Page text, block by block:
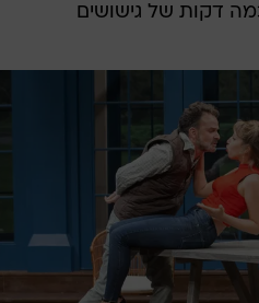
דקות של גישושים